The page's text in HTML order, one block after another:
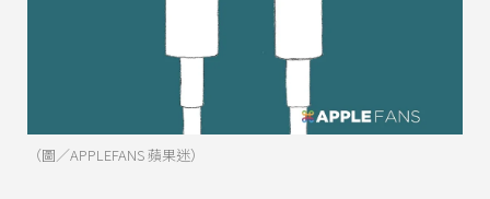
（圖／APPLEFANS 蘋果迷）